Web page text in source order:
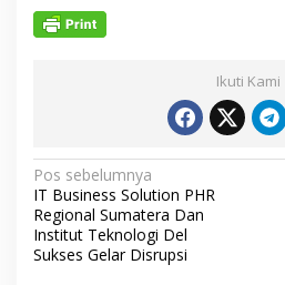
Ikuti Kami
N
a
v
Pos sebelumnya
IT Business Solution PHR
Regional Sumatera Dan
Institut Teknologi Del
Sukses Gelar Disrupsi